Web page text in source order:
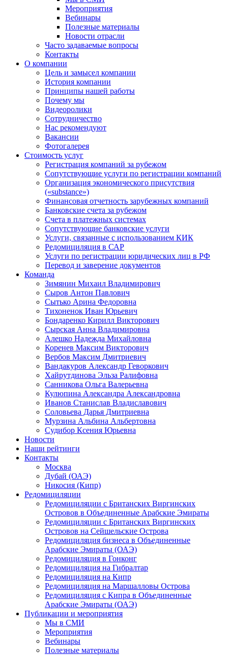
Мероприятия
Вебинары
Полезные материалы
Новости отрасли
Часто задаваемые вопросы
Контакты
О компании
Цель и замысел компании
История компании
Принципы нашей работы
Почему мы
Видеоролики
Сотрудничество
Нас рекомендуют
Вакансии
Фотогалерея
Стоимость услуг
Регистрация компаний за рубежом
Сопутствующие услуги по регистрации компаний
Организация экономического присутствия
(«substance»)
Финансовая отчетность зарубежных компаний
Банковские счета за рубежом
Счета в платежных системах
Сопутствующие банковские услуги
Услуги, связанные с использованием КИК
Редомициляция в САР
Услуги по регистрации юридических лиц в РФ
Перевод и заверение документов
Команда
Зимянин Михаил Владимирович
Сыров Антон Павлович
Сытько Арина Федоровна
Тихоненок Иван Юрьевич
Бондаренко Кирилл Викторович
Сырская Анна Владимировна
Алешко Надежда Михайловна
Коренев Максим Викторович
Вербов Максим Дмитриевич
Вандакуров Александр Геворкович
Хайрутдинова Эльза Ралифовна
Санникова Ольга Валерьевна
Кулюпина Александра Александровна
Иванов Станислав Владиславович
Соловьева Дарья Дмитриевна
Мурзина Альбина Альбертовна
Судибор Ксения Юрьевна
Новости
Наши рейтинги
Контакты
Москва
Дубай (ОАЭ)
Никосия (Кипр)
Редомициляции
Редомициляции с Британских Виргинских
Островов в Объединенные Арабские Эмираты
Редомициляции с Британских Виргинских
Островов на Сейшельские Острова
Редомициляция бизнеса в Объединенные
Арабские Эмираты (ОАЭ)
Редомициляция в Гонконг
Редомициляция на Гибралтар
Редомициляция на Кипр
Редомициляция на Маршалловы Острова
Редомициляция с Кипра в Объединенные
Арабские Эмираты (ОАЭ)
Публикации и мероприятия
Мы в СМИ
Мероприятия
Вебинары
Полезные материалы